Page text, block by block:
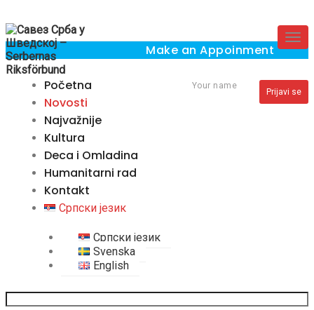
to
content
Početna
Novosti
Najvažnije
Kultura
Deca i Omladina
Humanitarni rad
Kontakt
Српски језик
Српски језик
Svenska
English
Prijavi se
Make an Appoinment
Your name